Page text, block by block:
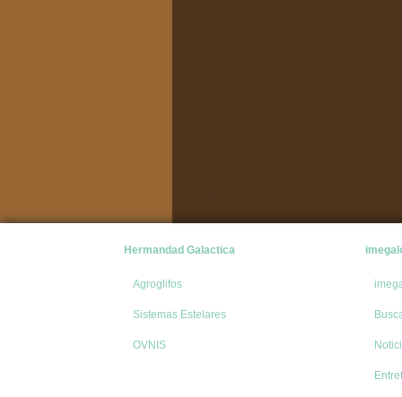
Hermandad Galactica
Agroglifos
Sistemas Estelares
OVNIS